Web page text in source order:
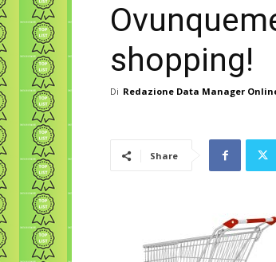
shopping!
Di Redazione Data Manager
Share